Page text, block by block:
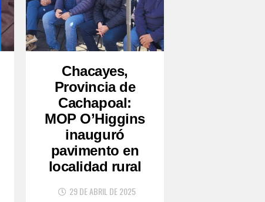
Chacayes,
Provincia de
Cachapoal:
MOP O’Higgins
inauguró
pavimento en
localidad rural
29 DE ABRIL DE 2025